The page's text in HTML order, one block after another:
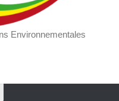
Environnementales